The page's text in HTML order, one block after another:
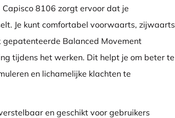
8106 zorgt ervoor dat je
Je kunt comfortabel voorwaarts, zijwaarts
Balanced Movement
tijdens het werken. Dit helpt je om beter te
en lichamelijke klachten te
en geschikt voor gebruikers